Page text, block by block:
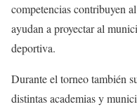
competencias contribuyen
ayudan a proyectar al
deportiva.
Durante el torneo también
distintas academias y